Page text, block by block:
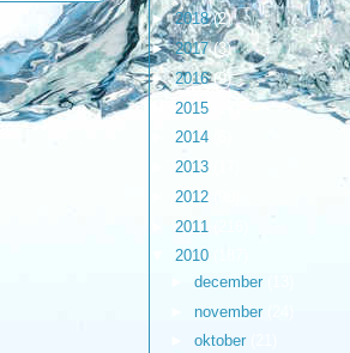
►2018(2)
►2017(3)
►2016(9)
2015
2014
2013
2012
2011
2010
december
november
oktober